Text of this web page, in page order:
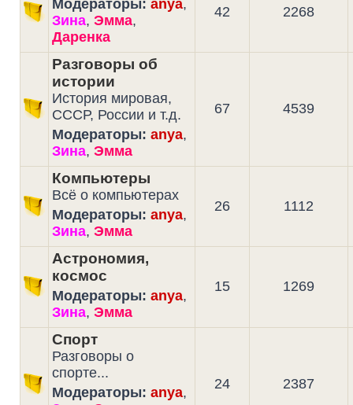
Модераторы: anya,
Зина, Эмма,
Даренка
42 2268
Разговоры об
истории
История мировая,
СССР, России и т.д.
Модераторы: anya,
Зина, Эмма
67 4539
Компьютеры
Всё о компьютерах
Модераторы: anya,
Зина, Эмма
26 1112
Астрономия,
космос
Модераторы: anya,
Зина, Эмма
15 1269
Спорт
Разговоры о
спорте...
Модераторы: anya,
24 2387